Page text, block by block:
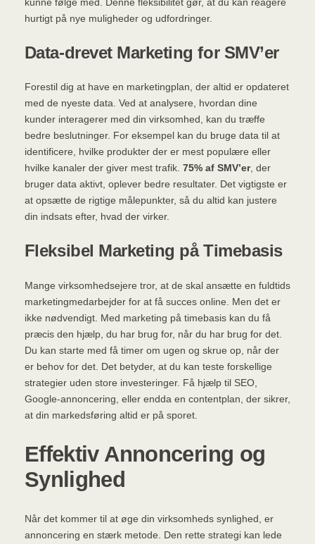
hurtigt på nye muligheder og udfordringer.
Data-drevet Marketing for SMV’er
Forestil dig at have en marketingplan, der altid er opdateret
med de nyeste data. Ved at analysere, hvordan dine
kunder interagerer med din virksomhed, kan du træffe
bedre beslutninger. For eksempel kan du bruge data til at
identificere, hvilke produkter der er mest populære eller
hvilke kanaler der giver mest trafik. 75% af SMV’er, der
bruger data aktivt, oplever bedre resultater. Det vigtigste er
at opsætte de rigtige målepunkter, så du altid kan justere
din indsats efter, hvad der virker.
Fleksibel Marketing på Timebasis
Mange virksomhedsejere tror, at de skal ansætte en fuldtids
marketingmedarbejder for at få succes online. Men det er
ikke nødvendigt. Med marketing på timebasis kan du få
præcis den hjælp, du har brug for, når du har brug for det.
Du kan starte med få timer om ugen og skrue op, når der
er behov for det. Det betyder, at du kan teste forskellige
strategier uden store investeringer. Få hjælp til SEO,
Google-annoncering, eller endda en contentplan, der sikrer,
at din markedsføring altid er på sporet.
Effektiv Annoncering og
Synlighed
Når det kommer til at øge din virksomheds synlighed, er
annoncering en stærk metode. Den rette strategi kan lede